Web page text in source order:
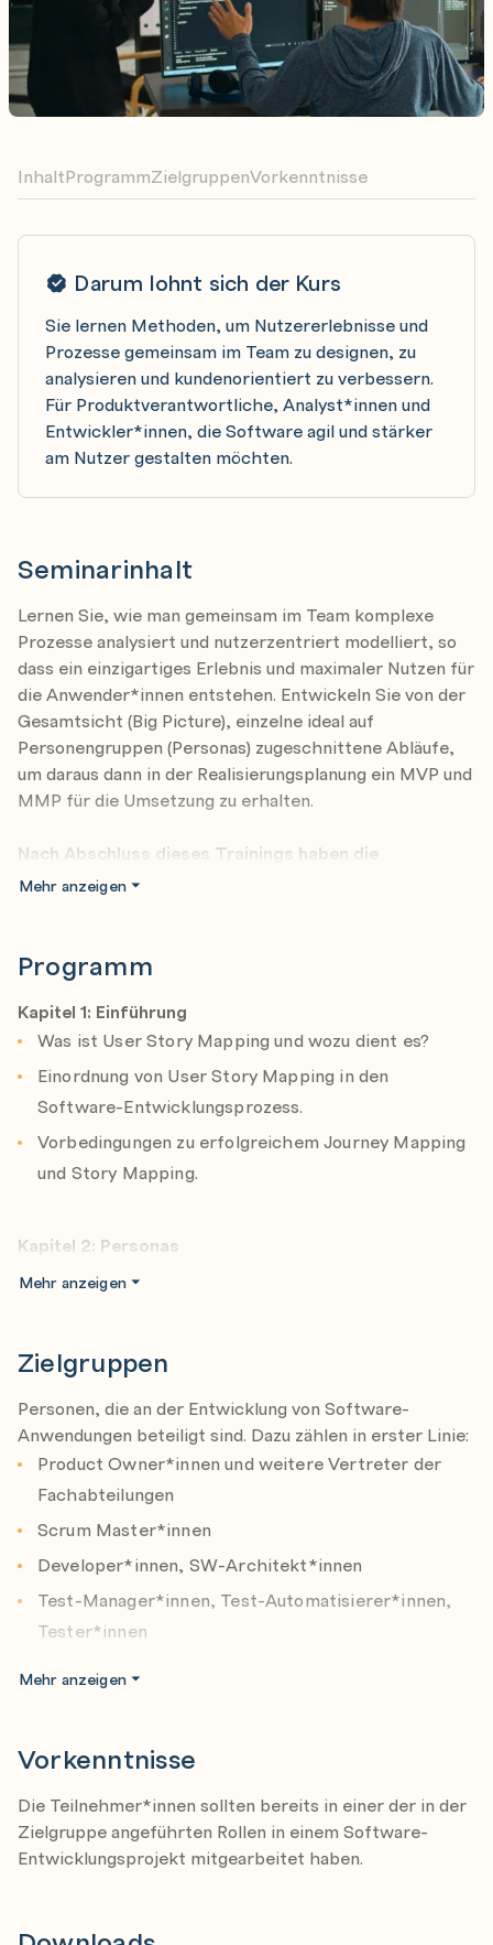
Darum lohnt sich der Kurs
Sie lernen Methoden, um Nutzererlebnisse und
Prozesse gemeinsam im Team zu designen, zu
analysieren und kundenorientiert zu verbessern.
Für Produktverantwortliche, Analyst*innen und
Entwickler*innen, die Software agil und stärker
am Nutzer gestalten möchten.
Seminarinhalt
Lernen Sie, wie man gemeinsam im Team komplexe
Prozesse analysiert und nutzerzentriert modelliert, so
dass ein einzigartiges Erlebnis und maximaler Nutzen für
die Anwender*innen entstehen. Entwickeln Sie von der
Gesamtsicht (Big Picture), einzelne ideal auf
Personengruppen (Personas) zugeschnittene Abläufe,
um daraus dann in der Realisierungsplanung ein MVP und
MMP für die Umsetzung zu erhalten.
Nach Abschluss dieses Trainings haben die
Teilnehmer*innen Wissen zu folgenden Themen:
Erarbeiten von Anwendergruppen in Form von
Personas und deren Szenarien
Modellieren von nutzerzentrierten
Kundenerlebnissen im Team anhand von Journey
Mapping und Story Mapping
Schaffung einer gemeinsamen, gesamthaften Sicht
auf die verschiedenen Abläufe und das Big Picture
Story-Map. Schneiden einer Roadmap in MVP und
Requirements Engineering des IREB
Anwenden von Tools zum Abhalten von virtuellen
Workshops
Dieses Seminar wird in Zusammenarbeit mit dem
akkreditierten Training Provider Aschauer IT & Business
GmbH veranstaltet.
Mehr anzeigen
Programm
Kapitel 1: Einführung
Was ist User Story Mapping und wozu dient es?
Einordnung von User Story Mapping in den
Software-Entwicklungsprozess.
Vorbedingungen zu erfolgreichem Journey Mapping
und Story Mapping.
Kapitel 2: Personas
Was sind Personas und wozu dienen sie.
Abgrenzung von Personas zu Stakeholdern.
Gruppenübung anhand des Fallbeispiels.
Kapitel 3: Journey und Story Mappings
Die verschiedenen Dimensionen der Map.
Unterschiedliche Granularitäten für
unterschiedliche Zwecke. Touchpoints anhand der
Journey designen.
Gute Stories, gute Journeys und gute Mappings.
Erfolgsfaktoren aus der Praxis.
Kapitel 4: Release-Planung
MVP, MMP und die Priorisierung.
Mehr anzeigen
Zielgruppen
Personen, die an der Entwicklung von Software-
Anwendungen beteiligt sind. Dazu zählen in erster Linie:
Product Owner*innen und weitere Vertreter der
Fachabteilungen
Scrum Master*innen
Developer*innen, SW-Architekt*innen
Test-Manager*innen, Test-Automatisierer*innen,
Tester*innen
angeführten Rollen in einem Software-
Mehr anzeigen
Vorkenntnisse
Die Teilnehmer*innen sollten bereits in einer der in der
Zielgruppe angeführten Rollen in einem Software-
Entwicklungsprojekt mitgearbeitet haben.
InhaltProgrammZielgruppenVorkenntnisse